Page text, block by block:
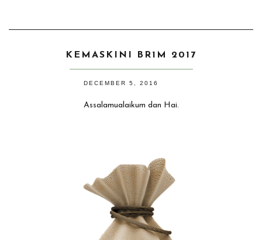
KEMASKINI BR1M 2017
DECEMBER 5, 2016
Assalamualaikum dan Hai.